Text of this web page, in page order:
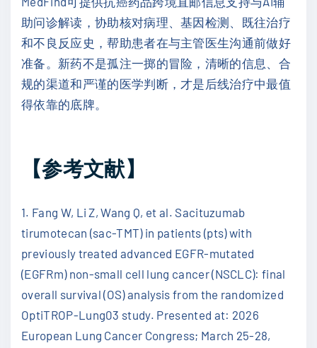
助问诊解读，协助核对病理、基因检测、既往治疗
和不良反应史，帮助患者在与主管医生沟通前做好
准备。新药不是孤注一掷的冒险，清晰的信息、合
规的渠道和严谨的医学判断，才是后线治疗中最值
得依靠的底牌。
【参考文献】
1. Fang W, Li Z, Wang Q, et al. Sacituzumab
tirumotecan (sac-TMT) in patients (pts) with
previously treated advanced EGFR-mutated
(EGFRm) non-small cell lung cancer (NSCLC): final
overall survival (OS) analysis from the randomized
OptiTROP-Lung03 study. Presented at: 2026
European Lung Cancer Congress; March 25-28,